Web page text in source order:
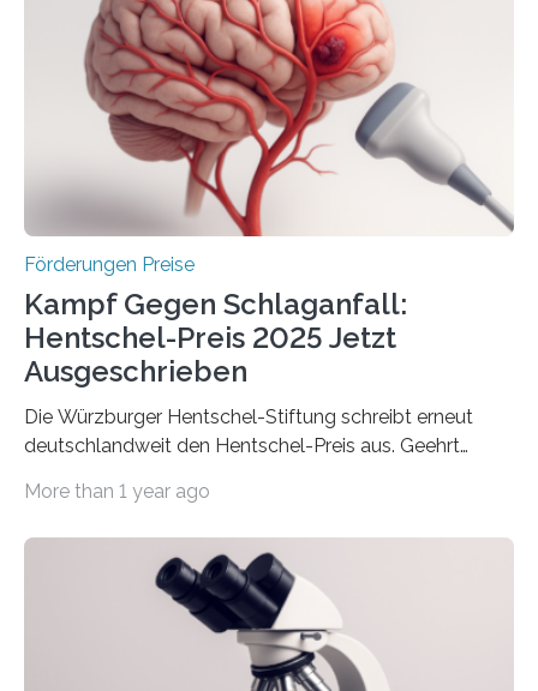
Gemeinschaftsforschung (IGF), Zentrales
Innovationsprogramm Mittelstand (ZIM) und
Innovationskompetenz INNO-KOM. Auf dem
Innovationstag Mittelstand 2025 am 5. Juni 2025 in
Berlin überbrachte das Bundesministerium für
Wirtschaft und Energie eine gute Nachricht:
Überplanmäßige Verpflichtungsermächtigungen in
Förderungen Preise
Kampf Gegen Schlaganfall:
Hentschel-Preis 2025 Jetzt
Ausgeschrieben
Die Würzburger Hentschel-Stiftung schreibt erneut
deutschlandweit den Hentschel-Preis aus. Geehrt
hochrangige wissenschaftliche Publikation zum Thema
Schlaganfall“ mit Sitz in Würzburg fördert die
Schlaganfallforschung, um die Behandlung der
Betroffenen zu verbessern. Dazu schreibt sie auch in
diesem Jahr wieder deutschlandweit den Hentschel-
Preis aus. Er richtet sich gezielt an jüngere
More than 1 year ago